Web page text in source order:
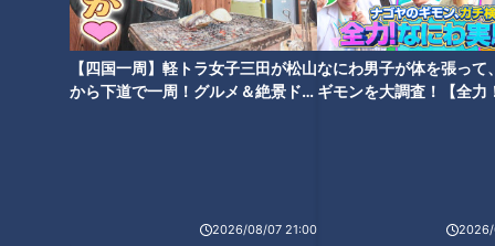
【四国一周】軽トラ女子三田が松山
から下道で一周！グルメ＆絶景ドラ
2026/08/07 21:00
なにわ男子が体を張って
ギモンを大調査！【全力
2026/
なりました。
舟橋正剛（まさよし）社長によると、認知度がアップしたの
は、1970年の「大阪万博」で、全てのパビリオンに記念スタ
沢市の工場に潜入。広報の髙末さんによると、秘密は、ゴムに